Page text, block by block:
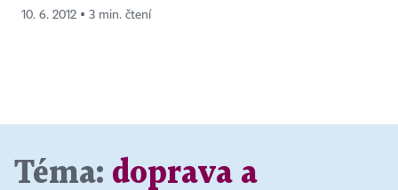
10. 6. 2012 ▪ 3 min. čtení
Téma: doprava a